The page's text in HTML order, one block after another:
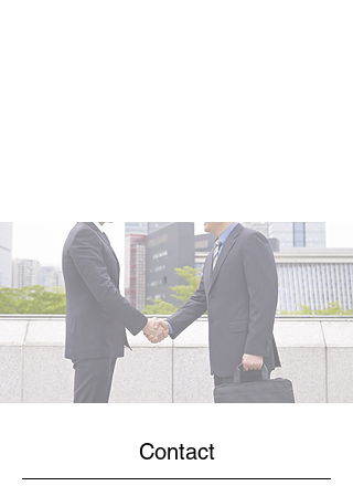
Contact